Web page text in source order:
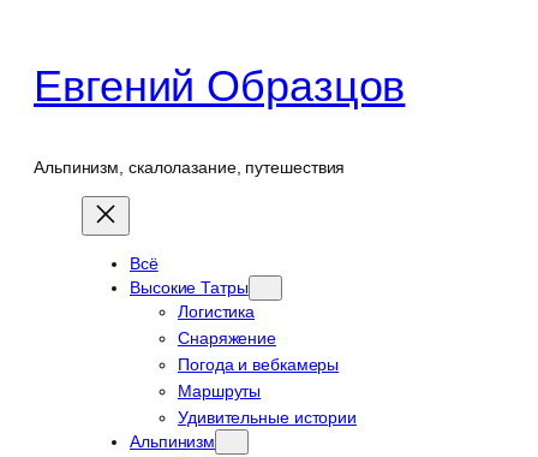
содержимому
Евгений Образцов
Альпинизм, скалолазание, путешествия
Всё
Высокие Татры
Логистика
Снаряжение
Погода и вебкамеры
Маршруты
Удивительные истории
Альпинизм